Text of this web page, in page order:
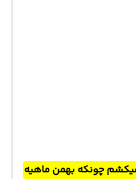
چونکه بهمن ماهیه